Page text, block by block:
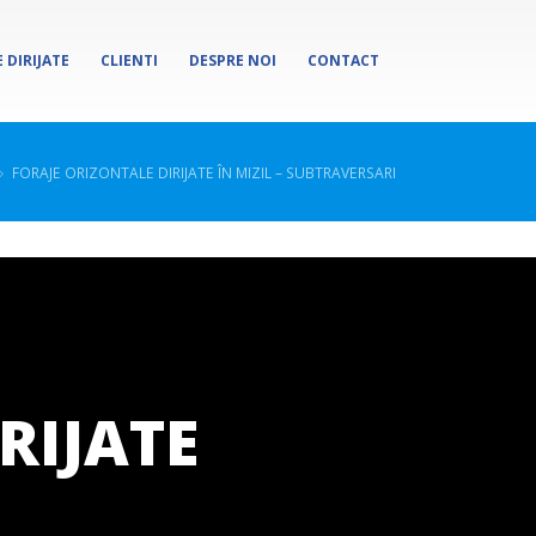
DIRIJATE CLIENTI DESPRE NOI CONTACT
FORAJE ORIZONTALE DIRIJATE ÎN MIZIL – SUBTRAVERSARI